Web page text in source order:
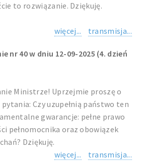
to rozwiązanie. Dziękuję.
więcej...
transmisja...
nr 40 w dniu 12-09-2025 (4. dzień
Ministrze! Uprzejmie proszę o
Czy uzupełnią państwo ten
gwarancje: pełne prawo
pełnomocnika oraz obowiązek
Dziękuję.
więcej...
transmisja...